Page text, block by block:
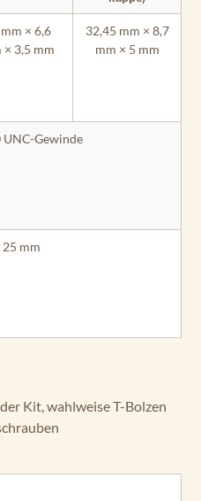
× 6,6
× 3,5 mm
32,45 mm × 8,7
mm × 5 mm
UNC-Gewinde
25 mm
Kit, wahlweise T-Bolzen